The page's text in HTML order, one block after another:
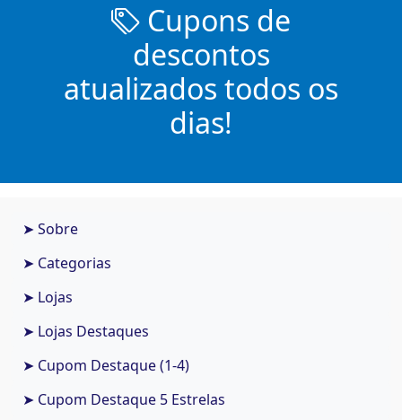
Cupons de
descontos
atualizados todos os
dias!
➤ Sobre
➤ Categorias
➤ Lojas
➤ Lojas Destaques
➤ Cupom Destaque (1-4)
➤ Cupom Destaque 5 Estrelas